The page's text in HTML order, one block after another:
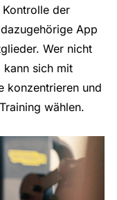
der
App
Wer nicht
sich mit
konzentrieren und
wählen.